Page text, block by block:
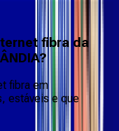
fibra da
fibra em
estáveis e que